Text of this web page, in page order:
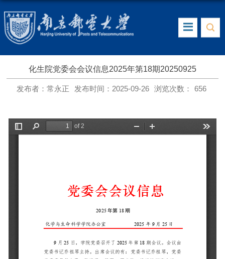
化生院党委会会议信息2025年第18期20250925
发布者：常永正 发布时间：2025-09-26 浏览次数： 656